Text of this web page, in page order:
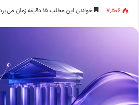
۷,۵۰۶
خواندن این مطلب ۱۵ دقیقه زمان می‌برد